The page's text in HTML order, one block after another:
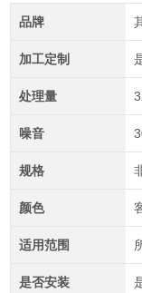
品牌
加工定制
处理量
噪音
规格
颜色
适用范围
是否安装